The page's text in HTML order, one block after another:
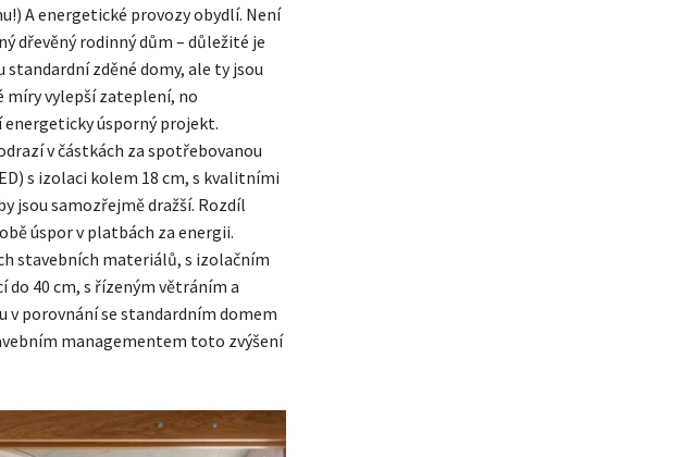
A energetické provozy obydlí. Není
dřevěný rodinný dům – důležité je
zděné domy, ale ty jsou
míry vylepší zateplení, no
úsporný projekt.
v částkách za spotřebovanou
s izolaci kolem 18 cm, s kvalitními
jsou samozřejmě dražší. Rozdíl
úspor v platbách za energii.
stavebních materiálů, s izolačním
40 cm, s řízeným větráním a
v porovnání se standardním domem
managementem toto zvýšení